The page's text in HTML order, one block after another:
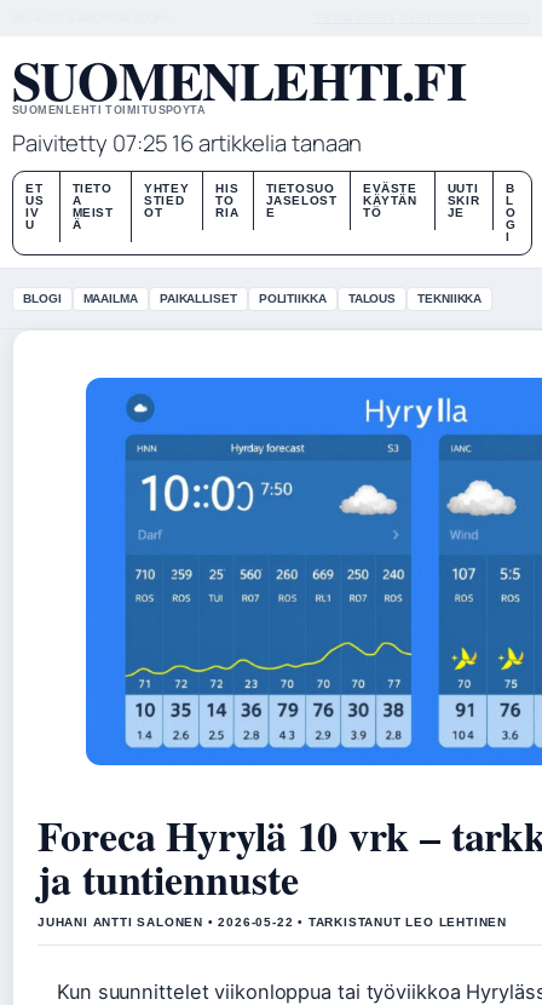
SUOMENLEHTI.FI
SUOMENLEHTI TOIMITUSPOYTA
Paivitetty 07:2516 artikkelia tanaan
ET
US
IV
U
TIETO
A
MEIST
Ä
YHTEY
STIED
OT
HIS
TO
RIA
TIETOSUO
JASELOST
E
EVÄSTE
KÄYTÄN
TÖ
UUTI
SKIR
JE
B
L
O
G
I
BLOGI MAAILMA PAIKALLISET POLITIIKKA TALOUS TEKNIIKKA
Foreca Hyrylä 10 vrk –
ja tuntiennuste
JUHANI ANTTI SALONEN • 2026-05-22 • TARKISTANUT LEO LEHTINEN
Kun suunnittelet viikonloppua tai työviikkoa